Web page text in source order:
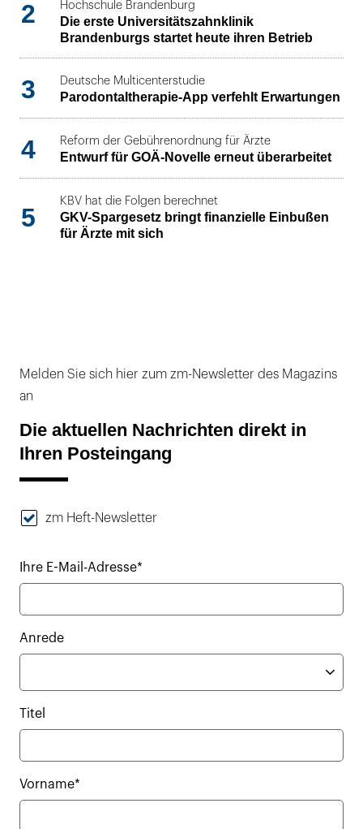
2 Hochschule Brandenburg
Die erste Universitätszahnklinik
Brandenburgs startet heute ihren Betrieb
3 Deutsche Multicenterstudie
Parodontaltherapie-App verfehlt Erwartungen
4 Reform der Gebührenordnung für Ärzte
Entwurf für GOÄ-Novelle erneut überarbeitet
5
KBV hat die Folgen berechnet
GKV-Spargesetz bringt finanzielle Einbußen
für Ärzte mit sich
Melden Sie sich hier zum zm-Newsletter des Magazins
an
Die aktuellen Nachrichten direkt in
Ihren Posteingang
zm Heft-Newsletter
Ihre E-Mail-Adresse*
Anrede
Titel
Vorname*